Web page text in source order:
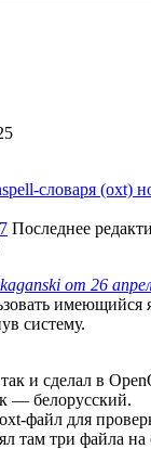
словаря (oxt)
Последнее
от 26
имеющийся
систему.
и сделал в
— белорусский.
файл для
там три файла на